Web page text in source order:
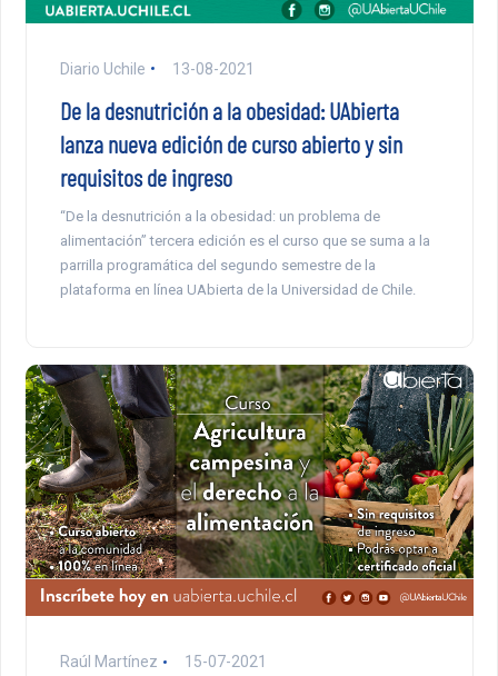
Diario Uchile 13-08-2021
De la desnutrición a la obesidad: UAbierta
lanza nueva edición de curso abierto y sin
requisitos de ingreso
“De la desnutrición a la obesidad: un problema de
alimentación” tercera edición es el curso que se suma a la
parrilla programática del segundo semestre de la
plataforma en línea UAbierta de la Universidad de Chile.
Raúl Martínez 15-07-2021